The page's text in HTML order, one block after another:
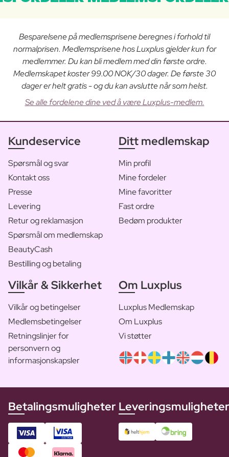
Besparelsene på medlemsprisene beregnes i forhold til
normalprisen. Medlemsprisene hos Luxplus gjelder kun for
medlemmer. Du kan bli medlem med din første ordre.
Medlemskapet koster 99.00 NOK/30 dager. De første 30
dager er helt gratis - og du kan avslutte når som helst.
Se alle fordelene dine ved å være Luxplus-medlem.
Kundeservice
Spørsmål og svar
Kontakt oss
Presse
Levering
Retur og reklamasjon
Spørsmål om medlemskap
BeautyCash
Bestilling og betaling
Ditt medlemskap
Min profil
Mine fordeler
Mine favoritter
Fast ordre
Bedøm produkter
Vilkår & Sikkerhet
Vilkår og betingelser
Medlemsbetingelser
Retningslinjer for
personvern og
informasjonskapsler
Om Luxplus
Luxplus Medlemskap
Om Luxplus
Vi støtter
Betalingsmuligheter Leveringsmuligheter